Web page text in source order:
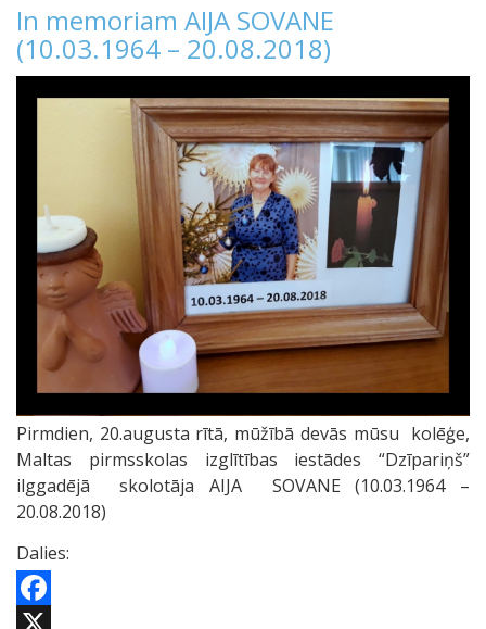
In memoriam AIJA SOVANE
(10.03.1964 – 20.08.2018)
Pirmdien, 20.augusta rītā, mūžībā devās mūsu kolēģe,
Maltas pirmsskolas izglītības iestādes “Dzīpariņš”
ilggadējā skolotāja AIJA SOVANE (10.03.1964 –
20.08.2018)
Dalies:
Facebook